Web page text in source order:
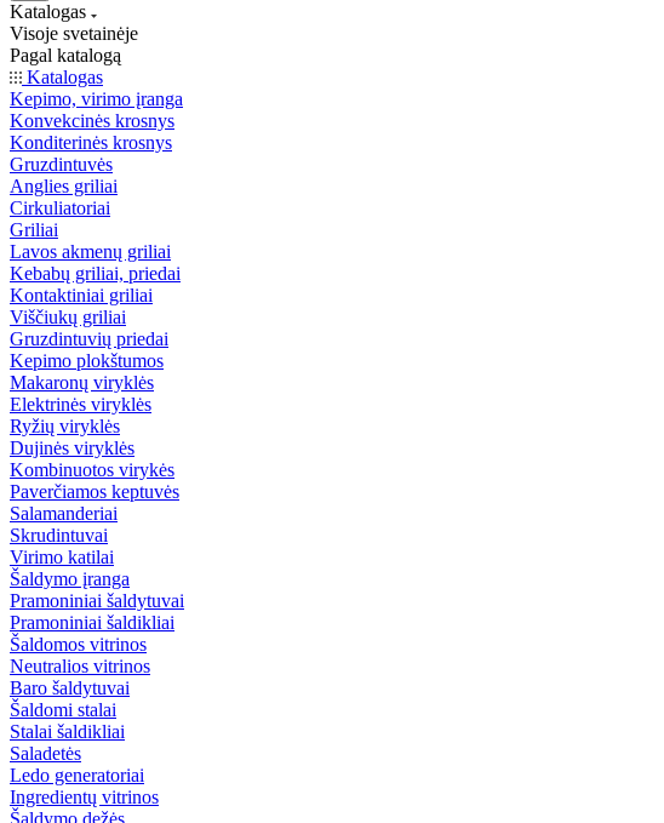
Katalogas
Visoje svetainėje
Pagal katalogą
Katalogas
Kepimo, virimo įranga
Konvekcinės krosnys
Konditerinės krosnys
Gruzdintuvės
Anglies griliai
Cirkuliatoriai
Griliai
Lavos akmenų griliai
Kebabų griliai, priedai
Kontaktiniai griliai
Viščiukų griliai
Gruzdintuvių priedai
Kepimo plokštumos
Makaronų viryklės
Elektrinės viryklės
Ryžių viryklės
Dujinės viryklės
Kombinuotos virykės
Paverčiamos keptuvės
Salamanderiai
Skrudintuvai
Virimo katilai
Šaldymo įranga
Pramoniniai šaldytuvai
Pramoniniai šaldikliai
Šaldomos vitrinos
Neutralios vitrinos
Baro šaldytuvai
Šaldomi stalai
Stalai šaldikliai
Saladetės
Ledo generatoriai
Ingredientų vitrinos
Šaldymo dežės